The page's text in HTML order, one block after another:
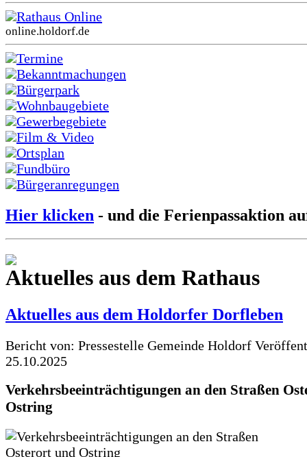
Rathaus Online
online.holdorf.de
Termine
Bekanntmachungen
Bürgerpark
Wohnbaugebiete
Gewerbegebiete
Film & Video
Ortsplan
Fundbüro
Bürgeranregungen
Hier klicken - und die Ferienpassaktion
Aktuelles aus dem Rathaus
Aktuelles aus dem Holdorfer Dorfleben
Bericht von: Pressestelle Gemeinde Holdorf
25.10.2025
Verkehrsbeeinträchtigungen an den Straßen
Ostring